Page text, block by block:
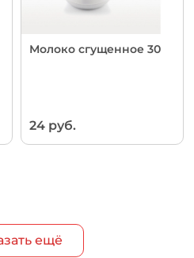
Молоко сгущенное 30
24 руб.
ещё